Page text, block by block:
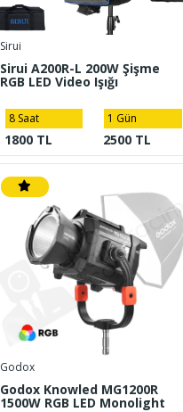
Sirui
Sirui A200R-L 200W Şişme
RGB LED Video Işığı
8 Saat
1800 TL
1 Gün
2500 TL
Godox
Godox Knowled MG1200R
1500W RGB LED Monolight